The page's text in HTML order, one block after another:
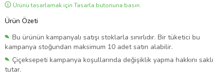
Ürünü tasarlamak için Tasarla butonuna basın.
Ürün Özeti
Bu ürünün kampanyalı satışı stoklarla sınırlıdır. Bir tüketici bu
kampanya stoğundan maksimum 10 adet satın alabilir.
Çiçeksepeti kampanya koşullarında değişiklik yapma hakkını saklı
tutar.